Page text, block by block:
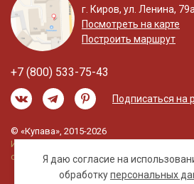
Я даю согласие на
обработкуперсональных
г. Киров, ул. Ленина, 79а
Посмотреть на карте
Построить маршрут
+7 (800) 533-75-43
Подписаться на
© «Купава», 2015-2026
Информация на сайте не является
офертой.